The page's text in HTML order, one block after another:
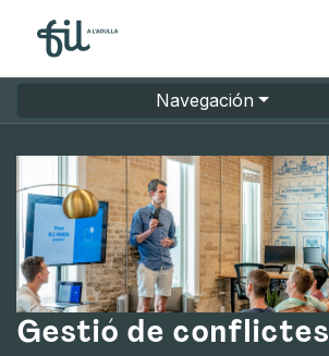
Navegación
Gestió de conflictes